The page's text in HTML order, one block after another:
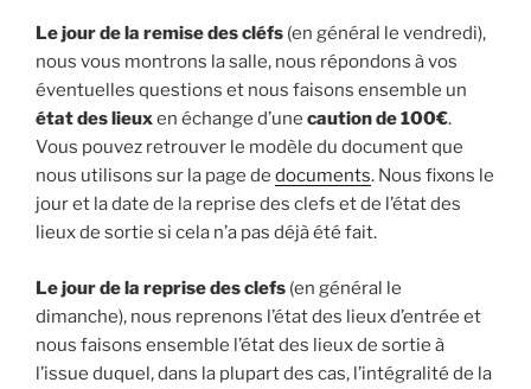
Le jour de la remise des cléfs (en général le vendredi),
nous vous montrons la salle, nous répondons à vos
éventuelles questions et nous faisons ensemble un
état des lieuxen échange d’une caution de 100€.
Vous pouvez retrouver le modèle du document que
nous utilisons sur la page de documents. Nous fixons le
jour et la date de la reprise des clefs et de l’état des
lieux de sortie si cela n’a pas déjà été fait.
Le jour de la reprise des clefs (en général le
dimanche), nous reprenons l’état des lieux d’entrée et
nous faisons ensemble l’état des lieux de sortie à
l’issue duquel, dans la plupart des cas, l’intégralité de la